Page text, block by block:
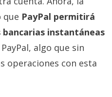
que PayPal permitirá
instantáneas
algo que sin
operaciones con esta